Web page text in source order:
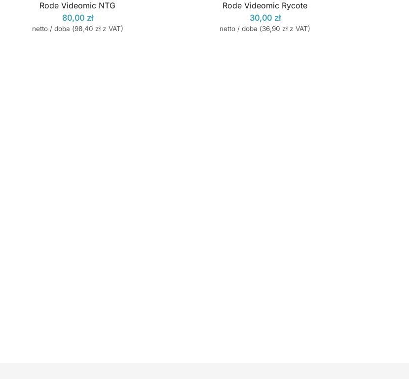
Rode Videomic NTG
80,00 zł
netto / doba (98,40 złz VAT)
Rode Videomic Rycote
30,00 zł
netto / doba (36,90 złz VAT)